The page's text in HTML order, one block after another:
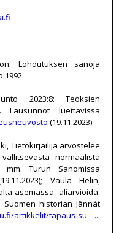
Lohdutuksen sanoja
1992.
2023:8: Teoksien
Lausunnot luettavissa
(19.11.2023).
Tietokirjailija arvostelee
normaalista
mm. Turun Sanomissa
Vaula Helin,
asemassa aliarvioida.
historian jännät
artikkelit/tapaus-su ...